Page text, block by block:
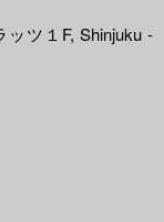
ツ１F, Shinjuku -